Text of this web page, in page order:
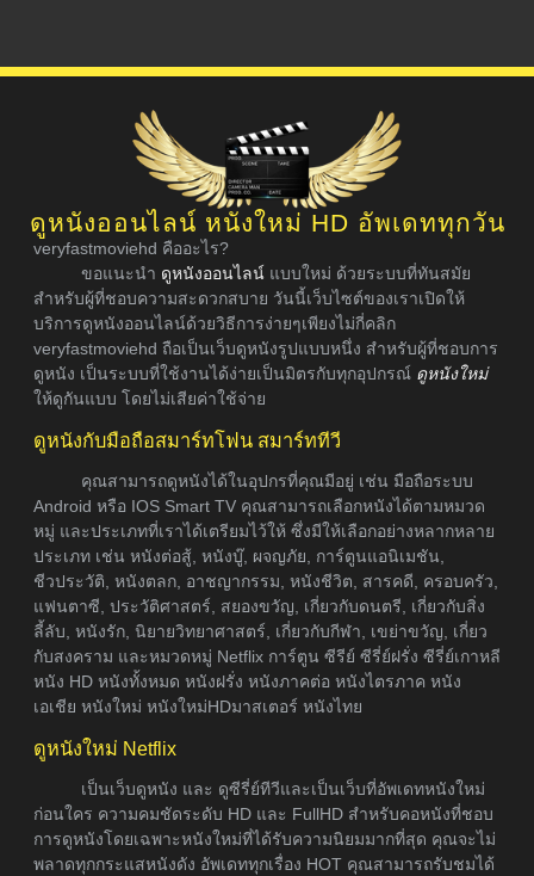
ดูหนังออนไลน์ หนังใหม่ HD อัพเดททุกวัน
veryfastmoviehd คืออะไร?
ขอแนะนำ ดูหนังออนไลน์ แบบใหม่ ด้วยระบบที่ทันสมัย
สำหรับผู้ที่ชอบความสะดวกสบาย วันนี้เว็บไซต์ของเราเปิดให้
บริการดูหนังออนไลน์ด้วยวิธีการง่ายๆเพียงไม่กี่คลิก
veryfastmoviehd ถือเป็นเว็บดูหนังรูปแบบหนึ่ง สำหรับผู้ที่ชอบการ
ดูหนัง เป็นระบบที่ใช้งานได้ง่ายเป็นมิตรกับทุกอุปกรณ์ ดูหนังใหม่
ให้ดูกันแบบ โดยไม่เสียค่าใช้จ่าย
ดูหนังกับมือถือสมาร์ทโฟน สมาร์ททีวี
คุณสามารถดูหนังได้ในอุปกรที่คุณมีอยู่ เช่น มือถือระบบ
Android หรือ IOS Smart TV คุณสามารถเลือกหนังได้ตามหมวด
หมู่ และประเภทที่เราได้เตรียมไว้ให้ ซึ่งมีให้เลือกอย่างหลากหลาย
ประเภท เช่น หนังต่อสู้, หนังบู๊, ผจญภัย, การ์ตูนแอนิเมชัน,
ชีวประวัติ, หนังตลก, อาชญากรรม, หนังชีวิต, สารคดี, ครอบครัว,
แฟนตาซี, ประวัติศาสตร์, สยองขวัญ, เกี่ยวกับดนตรี, เกี่ยวกับสิ่ง
ลี้ลับ, หนังรัก, นิยายวิทยาศาสตร์, เกี่ยวกับกีฬา, เขย่าขวัญ, เกี่ยว
กับสงคราม และหมวดหมู่ Netflix การ์ตูน ซีรีย์ ซีรี่ย์ฝรั่ง ซีรี่ย์เกาหลี
หนัง HD หนังทั้งหมด หนังฝรั่ง หนังภาคต่อ หนังไตรภาค หนัง
เอเชีย หนังใหม่ หนังใหม่HDมาสเตอร์ หนังไทย
ดูหนังใหม่ Netflix
เป็นเว็บดูหนัง และ ดูซีรี่ย์ทีวีและเป็นเว็บที่อัพเดทหนังใหม่
ก่อนใคร ความคมชัดระดับ HD และ FullHD สำหรับคอหนังที่ชอบ
การดูหนังโดยเฉพาะหนังใหม่ที่ได้รับความนิยมมากที่สุด คุณจะไม่
พลาดทุกกระแสหนังดัง อัพเดททุกเรื่อง HOT คุณสามารถรับชมได้